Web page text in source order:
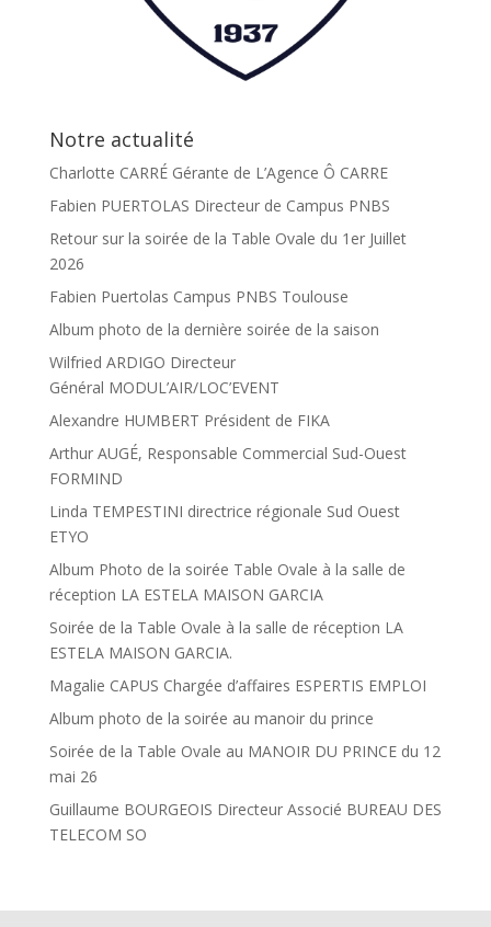
Notre actualité
Charlotte CARRÉ Gérante de L’Agence Ô CARRE
Fabien PUERTOLAS Directeur de Campus PNBS
Retour sur la soirée de la Table Ovale du 1er Juillet
2026
Fabien Puertolas Campus PNBS Toulouse
Album photo de la dernière soirée de la saison
Wilfried ARDIGO Directeur
Général MODUL’AIR/LOC’EVENT
Alexandre HUMBERT Président de FIKA
Arthur AUGÉ, Responsable Commercial Sud-Ouest
FORMIND
Linda TEMPESTINI directrice régionale Sud Ouest
ETYO
Album Photo de la soirée Table Ovale à la salle de
réception LA ESTELA MAISON GARCIA
Soirée de la Table Ovale à la salle de réception LA
ESTELA MAISON GARCIA.
Magalie CAPUS Chargée d’affaires ESPERTIS EMPLOI
Album photo de la soirée au manoir du prince
Soirée de la Table Ovale au MANOIR DU PRINCE du 12
mai 26
Guillaume BOURGEOIS Directeur Associé BUREAU DES
TELECOM SO